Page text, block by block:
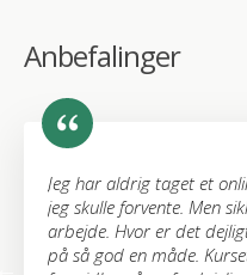
kurset henvender sig til
coaches,
med interesse i emnet,
erhvervsmæssig.
Hvad er positiv
Anbefalinger
Jeg har aldrig taget et
jeg skulle forvente. Men
arbejde. Hvor er det
på så god en måde.